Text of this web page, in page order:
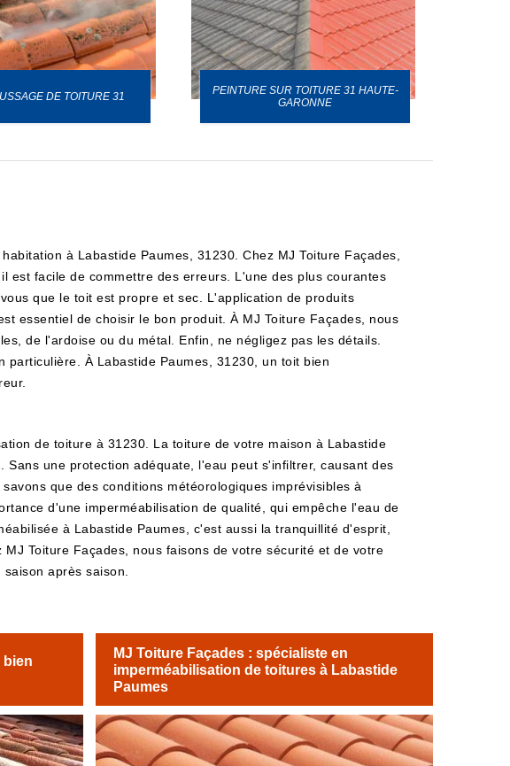
DE TOITURE 31
PEINTURE SUR TOITURE 31 HAUTE-
GARONNE
à Labastide Paumes, 31230. Chez MJ Toiture Façades,
est facile de commettre des erreurs. L'une des plus courantes
que le toit est propre et sec. L'application de produits
essentiel de choisir le bon produit. À MJ Toiture Façades, nous
de l'ardoise ou du métal. Enfin, ne négligez pas les détails.
À Labastide Paumes, 31230, un toit bien
de toiture à 31230. La toiture de votre maison à Labastide
une protection adéquate, l'eau peut s'infiltrer, causant des
que des conditions météorologiques imprévisibles à
d'une imperméabilisation de qualité, qui empêche l'eau de
à Labastide Paumes, c'est aussi la tranquillité d'esprit,
Toiture Façades, nous faisons de votre sécurité et de votre
après saison.
bien
MJ Toiture Façades : spécialiste en
imperméabilisation de toitures à Labastide
Paumes